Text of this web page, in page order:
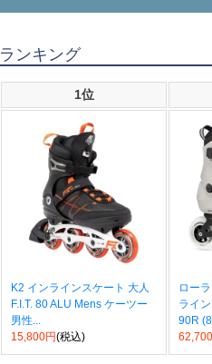
ランキング
1位
K2 インラインスケート 大人
F.I.T. 80 ALU Mens ケーツー
男性...
15,800円(税込)
ロー
ライ
90R